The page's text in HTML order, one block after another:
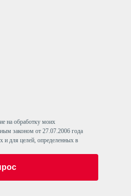
на обработку моих
законом от 27.07.2006 года
и для целей, определенных в